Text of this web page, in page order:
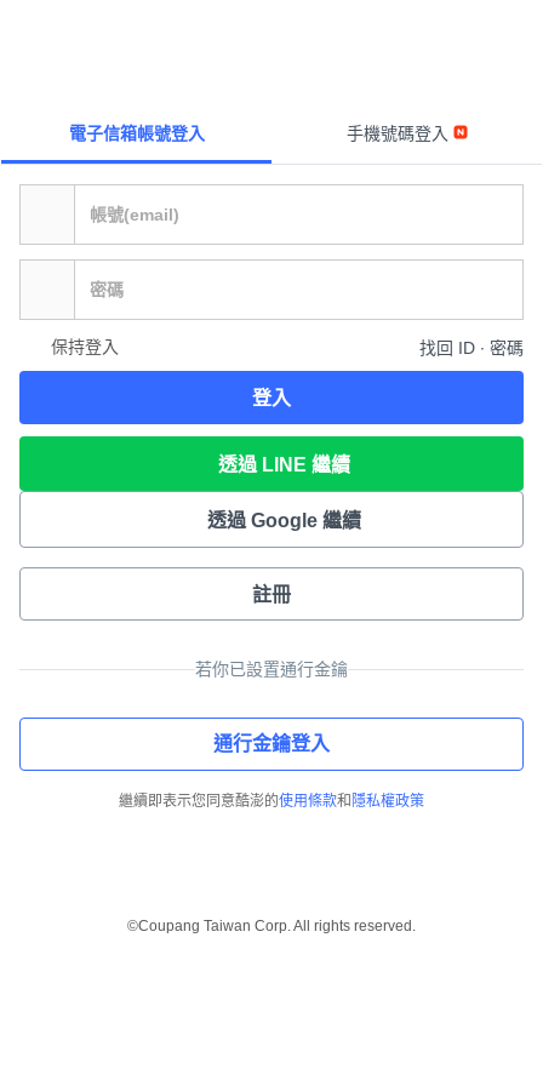
電子信箱帳號登入 手機號碼登入
保持登入 找回 ID ∙ 密碼
登入
透過 LINE 繼續
透過 Google 繼續
註冊
若你已設置通行金鑰
通行金鑰登入
繼續即表示您同意酷澎的使用條款和 隱私權政策
©Coupang Taiwan Corp. All rights reserved.